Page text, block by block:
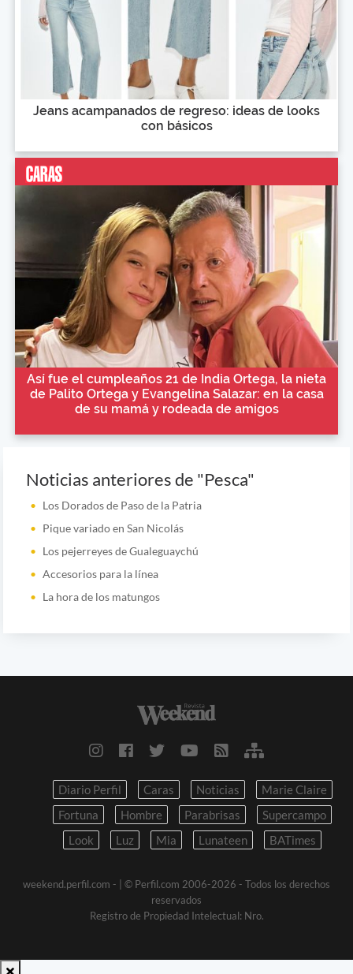
Jeans acampanados de regreso: ideas de looks
con básicos
Así fue el cumpleaños 21 de India Ortega, la nieta
de Palito Ortega y Evangelina Salazar: en la casa
de su mamá y rodeada de amigos
Noticias anteriores de "Pesca"
Los Dorados de Paso de la Patria
Pique variado en San Nicolás
Los pejerreyes de Gualeguaychú
Accesorios para la línea
La hora de los matungos
Diario Perfil Caras Noticias
Marie Claire
Fortuna
Hombre Parabrisas
Supercampo
Look
Luz Mia Lunateen BATimes
weekend.perfil.com -
| © Perfil.com 2006-2026 - Todos los derechos
reservados
Registro de Propiedad Intelectual: Nro.